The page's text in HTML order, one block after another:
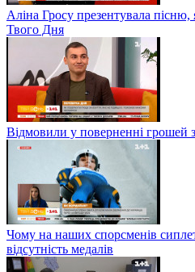
Аліна Гросу презентувала пісню,
Твого Дня
Відмовили у поверненні грошей
Чому на наших спорсменів
відсутність медалів